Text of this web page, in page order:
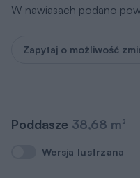
W nawiasach podano
Zapytaj o możliwość
Poddasze 38,68 m2
Wersja lustrzana
Wersja lustrzana